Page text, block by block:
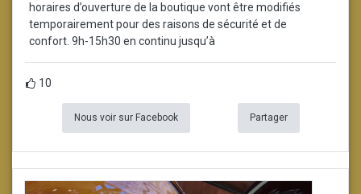
horaires d’ouverture de la boutique vont être modifiés
temporairement pour des raisons de sécurité et de
confort. 9h-15h30 en continu jusqu’à
10
Nous voir sur Facebook Partager